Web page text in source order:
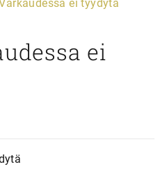
ei tyydytä
ei